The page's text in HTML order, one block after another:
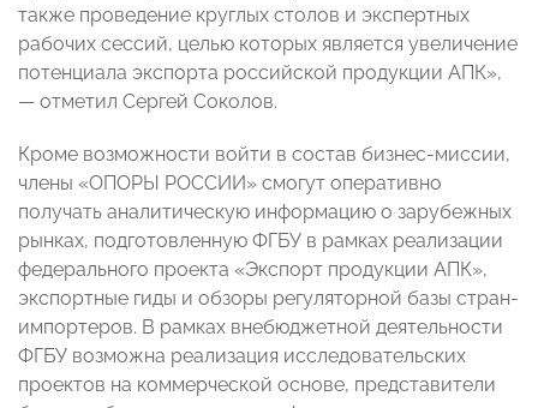
также проведение круглых столов и экспертных
рабочих сессий, целью которых является увеличение
потенциала экспорта российской продукции АПК»,
— отметил Сергей Соколов.
Кроме возможности войти в состав бизнес-миссии,
члены «ОПОРЫ РОССИИ» смогут оперативно
получать аналитическую информацию о зарубежных
рынках, подготовленную ФГБУ в рамках реализации
федерального проекта «Экспорт продукции АПК»,
экспортные гиды и обзоры регуляторной базы стран-
импортеров. В рамках внебюджетной деятельности
ФГБУ возможна реализация исследовательских
проектов на коммерческой основе, представители